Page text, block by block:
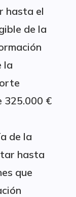
hasta el
de la
la
325.000 €
de la
hasta
que